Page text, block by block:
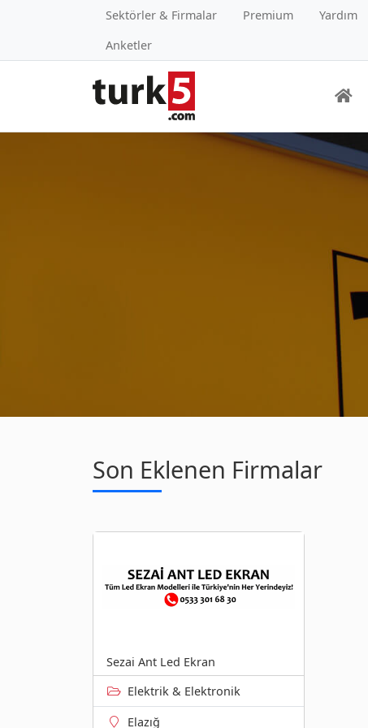
Sektörler & Firmalar Premium Yardım
Anketler
Son Eklenen Firmalar
Sezai Ant Led Ekran
Elektrik & Elektronik
Elazığ